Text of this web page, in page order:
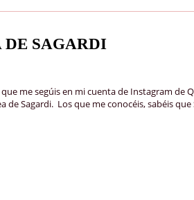
DE SAGARDI
me segúis en mi cuenta de Instagram
Sagardi. Los que me conocéis, sabéis